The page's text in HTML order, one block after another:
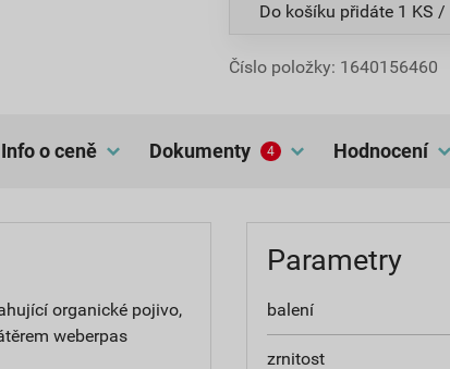
Do košíku přidáte 1 KS /
Číslo položky: 1640156460
Info o ceně dokumenty 4 hodnocení
organické pojivo,
weberpas
Parametry
balení
zrnitost